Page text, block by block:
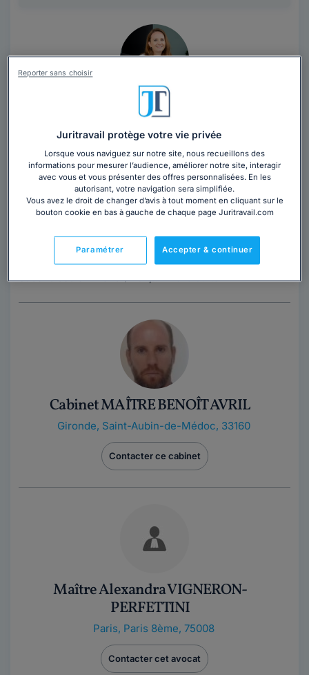
Maître Laëtitia DRONIOU
Avocat au barreau de Rennes
Ille-et-Vilaine,Rennes, 35000
18 années d'expérience
Contacter cet avocat
Maître Laëtitia DRONIOU est avocate au barreau de
Rennes, inscrite depuis 2008. Elle intervient à Rennes
et dans ses environs (Bruz,...Lire la suite
Cabinet MAÎTRE BENOÎT AVRIL
Gironde, Saint-Aubin-de-Médoc, 33160
Contacter ce cabinet
Maître Alexandra VIGNERON-
PERFETTINI
Paris, Paris 8ème, 75008
Contacter cet avocat
Juritravail protège votre vie privée
Lorsque vous naviguez sur notre site, nous recueillons des
informations pour mesurer l’audience, améliorer notre site, interagir
avec vous et vous présenter des offres personnalisées. En les
autorisant, votre navigation sera simplifiée.
Vous avez le droit de changer d’avis à tout moment en cliquant sur le
bouton cookie en bas à gauche de chaque page Juritravail.com
Accepter & continuer
Paramétrer
Reporter sans choisir